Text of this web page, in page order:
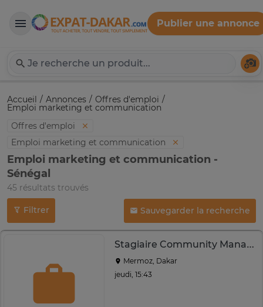
Expat-Dakar
Publier une annonce
Accueil Annonces Offres d'emploi
Emploi marketing et communication
Offres d'emploi
Emploi marketing et communication
Emploi marketing et communication -
Sénégal
45 résultats trouvés
Filtrer Sauvegarder la recherche
Stagiaire Community Manager
Mermoz, Dakar
jeudi, 15:43